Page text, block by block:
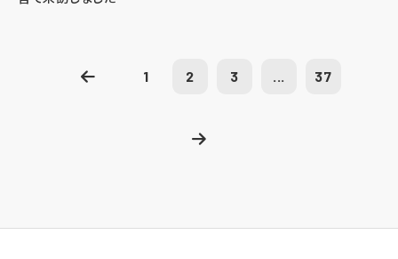
1 2 3 ... 37